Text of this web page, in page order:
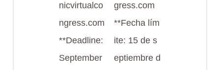
nicvirtualco
ngress.com
**Deadline:
September
gress.com
**Fecha lím
ite: 15 de s
eptiembre d